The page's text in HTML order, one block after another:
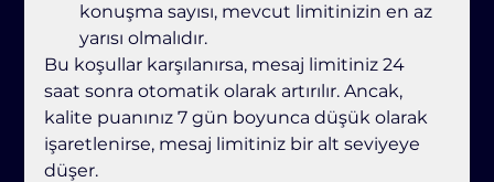
konuşma sayısı, mevcut limitinizin en az
yarısı olmalıdır.
Bu koşullar karşılanırsa, mesaj limitiniz 24
saat sonra otomatik olarak artırılır. Ancak,
kalite puanınız 7 gün boyunca düşük olarak
işaretlenirse, mesaj limitiniz bir alt seviyeye
düşer.